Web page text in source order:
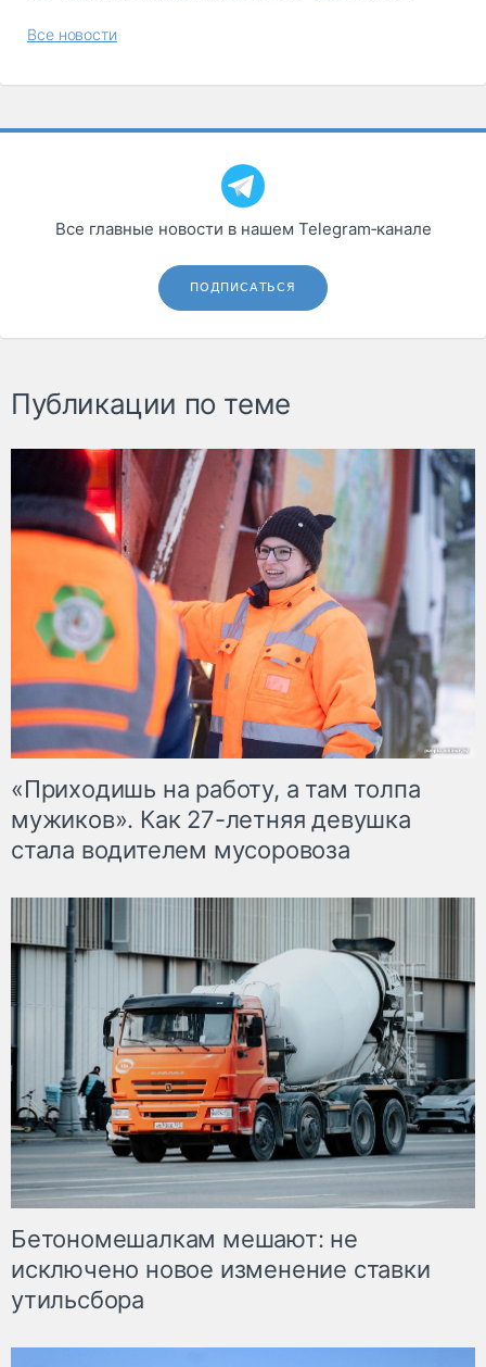
Все новости
Все главные новости в нашем Telegram‑канале
ПОДПИСАТЬСЯ
Публикации по теме
«Приходишь на работу, а там толпа
мужиков». Как 27-летняя девушка
стала водителем мусоровоза
Бетономешалкам мешают: не
исключено новое изменение ставки
утильсбора